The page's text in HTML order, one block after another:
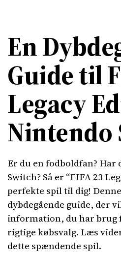
En
Guide til
Legacy
Nintendo
Er du en fodboldfan? Har
Switch? Så er “FIFA 23
perfekte spil til dig!
dybdegående guide, der
information, du har
rigtige købsvalg. Læs
dette spændende spil.